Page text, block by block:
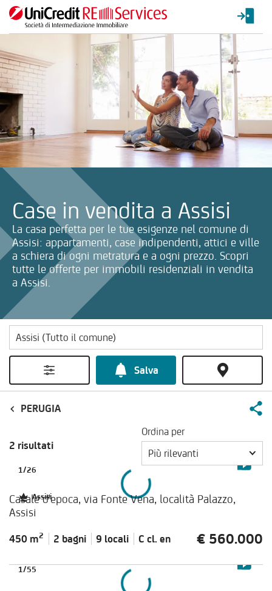
Case in vendita a Assisi
La casa perfetta per le tue esigenze nel comune di
Assisi: appartamenti, case indipendenti, attici e ville
a schiera di ogni metratura e a ogni prezzo. Scopri
tutte le offerte per immobili residenziali in vendita
a Assisi.
La ricerca verrà inviata automaticamente alla selezione delle
Salva
PERUGIA
2 risultati
Ordina per
Più rilevanti
Assisi
1/26
Casale d'epoca, via Fonte Vena, località Palazzo,
Assisi
450 m2 2 bagni 9 locali C cl. en € 560.000
1/55